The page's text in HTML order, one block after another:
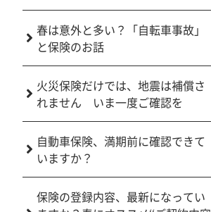
春は意外と多い？「自転車事故」
と保険のお話
火災保険だけでは、地震は補償さ
れません いま一度ご確認を
自動車保険、満期前に確認できて
いますか？
保険の登録内容、最新になってい